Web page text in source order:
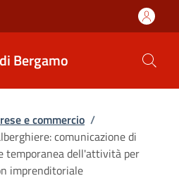
Bergamo
e commercio /
comunicazione di
temporanea dell'attività per
imprenditoriale